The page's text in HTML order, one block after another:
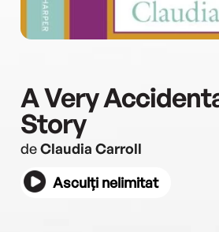
A Very
Story
deClaudia Carroll
Asculți nelimitat